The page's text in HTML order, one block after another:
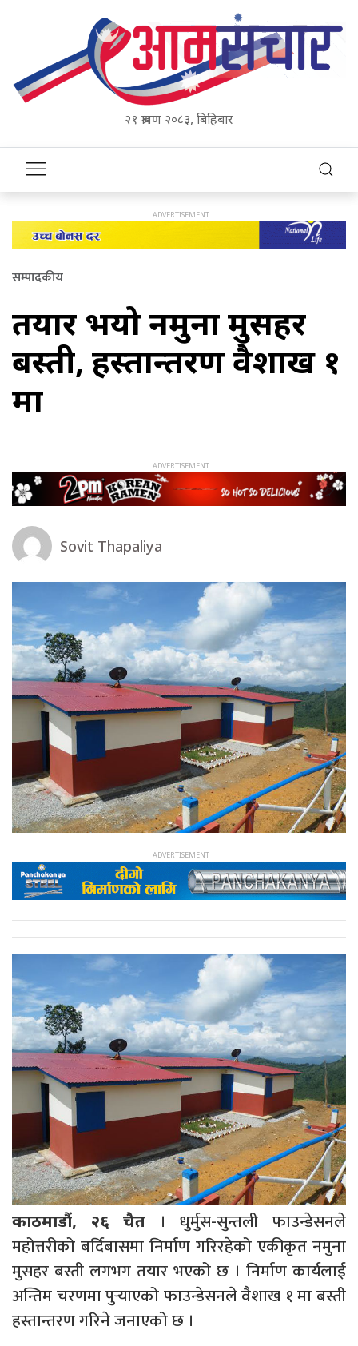
२१ श्रावण २०८३, बिहिबार
सम्पादकीय
तयार भयो नमुना मुसहर
बस्ती, हस्तान्तरण वैशाख १
मा
Sovit Thapaliya
काठमाडौं, २६ चैत
। धुर्मुस-सुन्तली फाउन्डेसनले
महोत्तरीको बर्दिबासमा निर्माण गरिरहेको एकीकृत नमुना
मुसहर बस्ती लगभग तयार भएको छ । निर्माण कार्यलाई
अन्तिम चरणमा पुर्‍याएको फाउन्डेसनले वैशाख १ मा बस्ती
हस्तान्तरण गरिने जनाएको छ ।